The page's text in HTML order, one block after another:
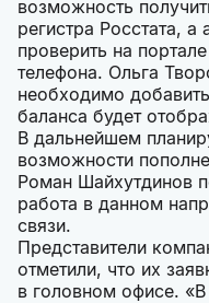
возможность
регистра Росстата,
проверить на
телефона. Ольга
необходимо
баланса будет
В дальнейшем
возможности
Роман Шайхутдинов
работа в данном
связи.
Представители
отметили, что их
в головном офисе.